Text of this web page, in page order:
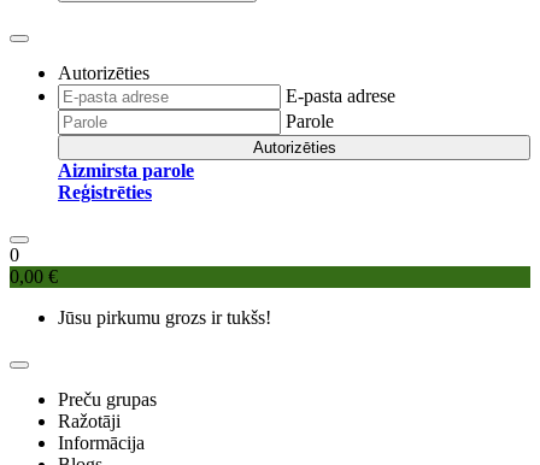
Autorizēties
E-pasta adrese
Parole
Autorizēties
Aizmirsta parole
Reģistrēties
0
0,00 €
Jūsu pirkumu grozs ir tukšs!
Preču grupas
Ražotāji
Informācija